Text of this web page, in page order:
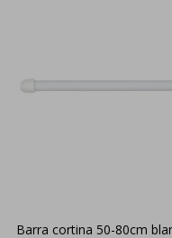
Barra cortina 50-80cm